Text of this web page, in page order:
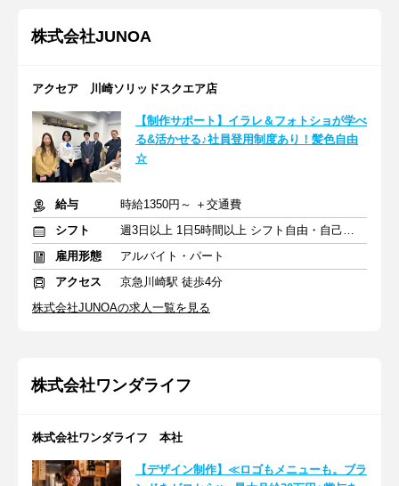
株式会社JUNOA
アクセア 川崎ソリッドスクエア店
【制作サポート】イラレ＆フォトショが学べ
る&活かせる♪社員登用制度あり！髪色自由
☆
給与
時給1350円～ ＋交通費
シフト
週3日以上 1日5時間以上 シフト自由・自己申告
雇用形態
アルバイト・パート
アクセス
京急川崎駅 徒歩4分
株式会社JUNOAの求人一覧を見る
株式会社ワンダライフ
株式会社ワンダライフ 本社
【デザイン制作】≪ロゴもメニューも。ブラ